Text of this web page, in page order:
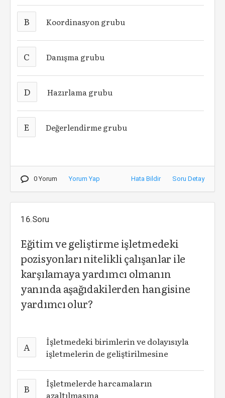
B Koordinasyon grubu
C Danışma grubu
D Hazırlama grubu
E Değerlendirme grubu
0 Yorum Yorum Yap Hata Bildir Soru Detay
16.Soru
Eğitim ve geliştirme işletmedeki
pozisyonları nitelikli çalışanlar ile
karşılamaya yardımcı olmanın
yanında aşağıdakilerden hangisine
yardımcı olur?
A
İşletmedeki birimlerin ve dolayısıyla
işletmelerin de geliştirilmesine
B
İşletmelerde harcamaların
azaltılmasına